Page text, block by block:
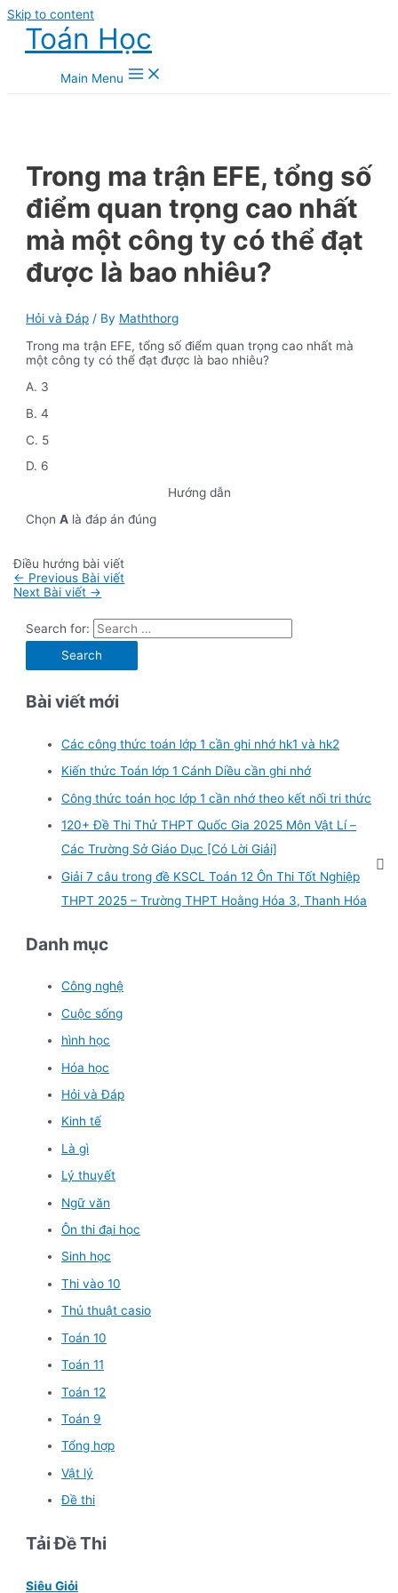
Skip to content
Toán Học
Main Menu
Trong ma trận EFE, tổng số
điểm quan trọng cao nhất
mà một công ty có thể đạt
được là bao nhiêu?
Hỏi và Đáp / By Maththorg
Trong ma trận EFE, tổng số điểm quan trọng cao nhất mà
một công ty có thể đạt được là bao nhiêu?
A. 3
B. 4
C. 5
D. 6
Hướng dẫn
ChọnA là đáp án đúng
Điều hướng bài viết
← Previous Bài viết
Next Bài viết →
Search for:
Bài viết mới
Các công thức toán lớp 1 cần ghi nhớ hk1 và hk2
Kiến thức Toán lớp 1 Cánh Diều cần ghi nhớ
Công thức toán học lớp 1 cần nhớ theo kết nối tri thức
120+ Đề Thi Thử THPT Quốc Gia 2025 Môn Vật Lí –
Các Trường Sở Giáo Dục [Có Lời Giải]
Giải 7 câu trong đề KSCL Toán 12 Ôn Thi Tốt Nghiệp
THPT 2025 – Trường THPT Hoằng Hóa 3, Thanh Hóa
Danh mục
Công nghệ
Cuộc sống
hình học
Hóa học
Hỏi và Đáp
Kinh tế
Là gì
Lý thuyết
Ngữ văn
Ôn thi đại học
Sinh học
Thi vào 10
Thủ thuật casio
Toán 10
Toán 11
Toán 12
Toán 9
Tổng hợp
Vật lý
Đề thi
Tải Đề Thi
Siêu Giỏi